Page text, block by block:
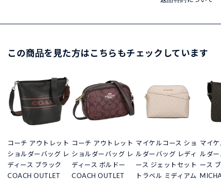
この商品を見た方はこちらもチェックしています
コーチ アウトレット
ショルダーバッグ レ
ディース ブラック
COACH OUTLET
コーチ アウトレット
ショルダーバッグ レ
ディース ボルドー
COACH OUTLET
マイケルコース ショ
ルダーバッグ レディ
ース ジェットセット
トラベル ミディアム
マイ
ルダ
ース